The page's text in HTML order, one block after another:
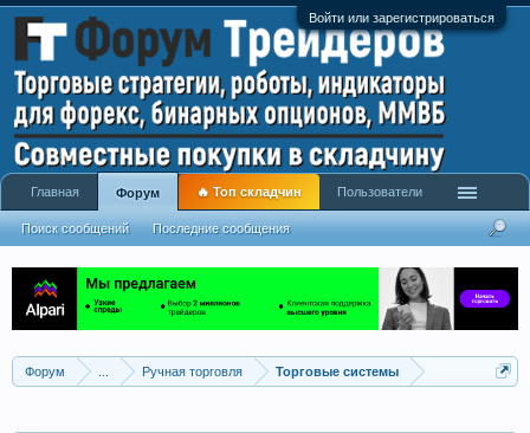
Войти или зарегистрироваться
Форум Ручная торговля Торговые системы
Главная Форум
Поиск сообщений Последние сообщения
🔥 Топ складчин Пользователи